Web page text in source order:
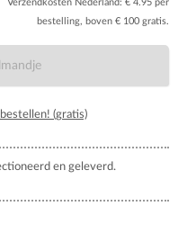
Verzendkosten Nederland: € 4.95 per
bestelling, boven € 100 gratis.
(gratis)
en geleverd.